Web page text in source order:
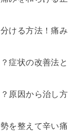
ける方法！痛み
症状の改善法と
原因から治し方
を整えて辛い痛